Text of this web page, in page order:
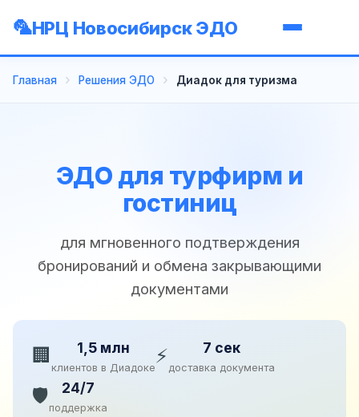
НРЦ Новосибирск ЭДО
Главная Решения ЭДО Диадок для туризма
ЭДО для турфирм и
гостиниц
для мгновенного подтверждения
бронирований и обмена закрывающими
документами
🏢 1,5 млн
клиентов в Диадоке⚡ 7 сек
доставка документа
🛡️ 24/7
поддержка